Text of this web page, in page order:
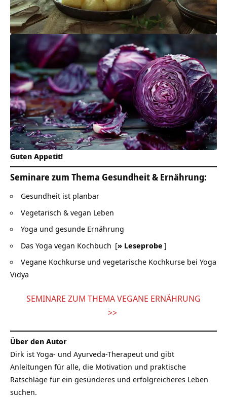
Guten Appetit!
Seminare zum Thema Gesundheit & Ernährung:
Gesundheit ist planbar
Vegetarisch & vegan Leben
Yoga und gesunde Ernährung
Das Yoga vegan Kochbuch [» Leseprobe ]
Vegane Kochkurse und vegetarische Kochkurse bei Yoga
Vidya
SEMINARE ZUM THEMA VEGANE ERNÄHRUNG
>>
Über den Autor
Dirk ist Yoga- und Ayurveda-Therapeut und gibt
Anleitungen für alle, die Motivation und praktische
Ratschläge für ein gesünderes und erfolgreicheres Leben
suchen.